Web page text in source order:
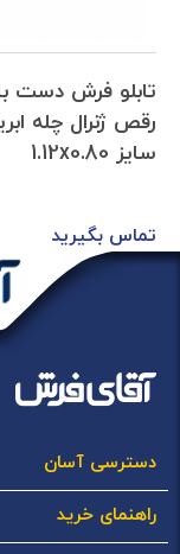
تابلو فرش دست
رقص ژنرال چله
سایز 1.12x0.80
تماس بگیرید
دسترسی آسان
راهنمای خرید